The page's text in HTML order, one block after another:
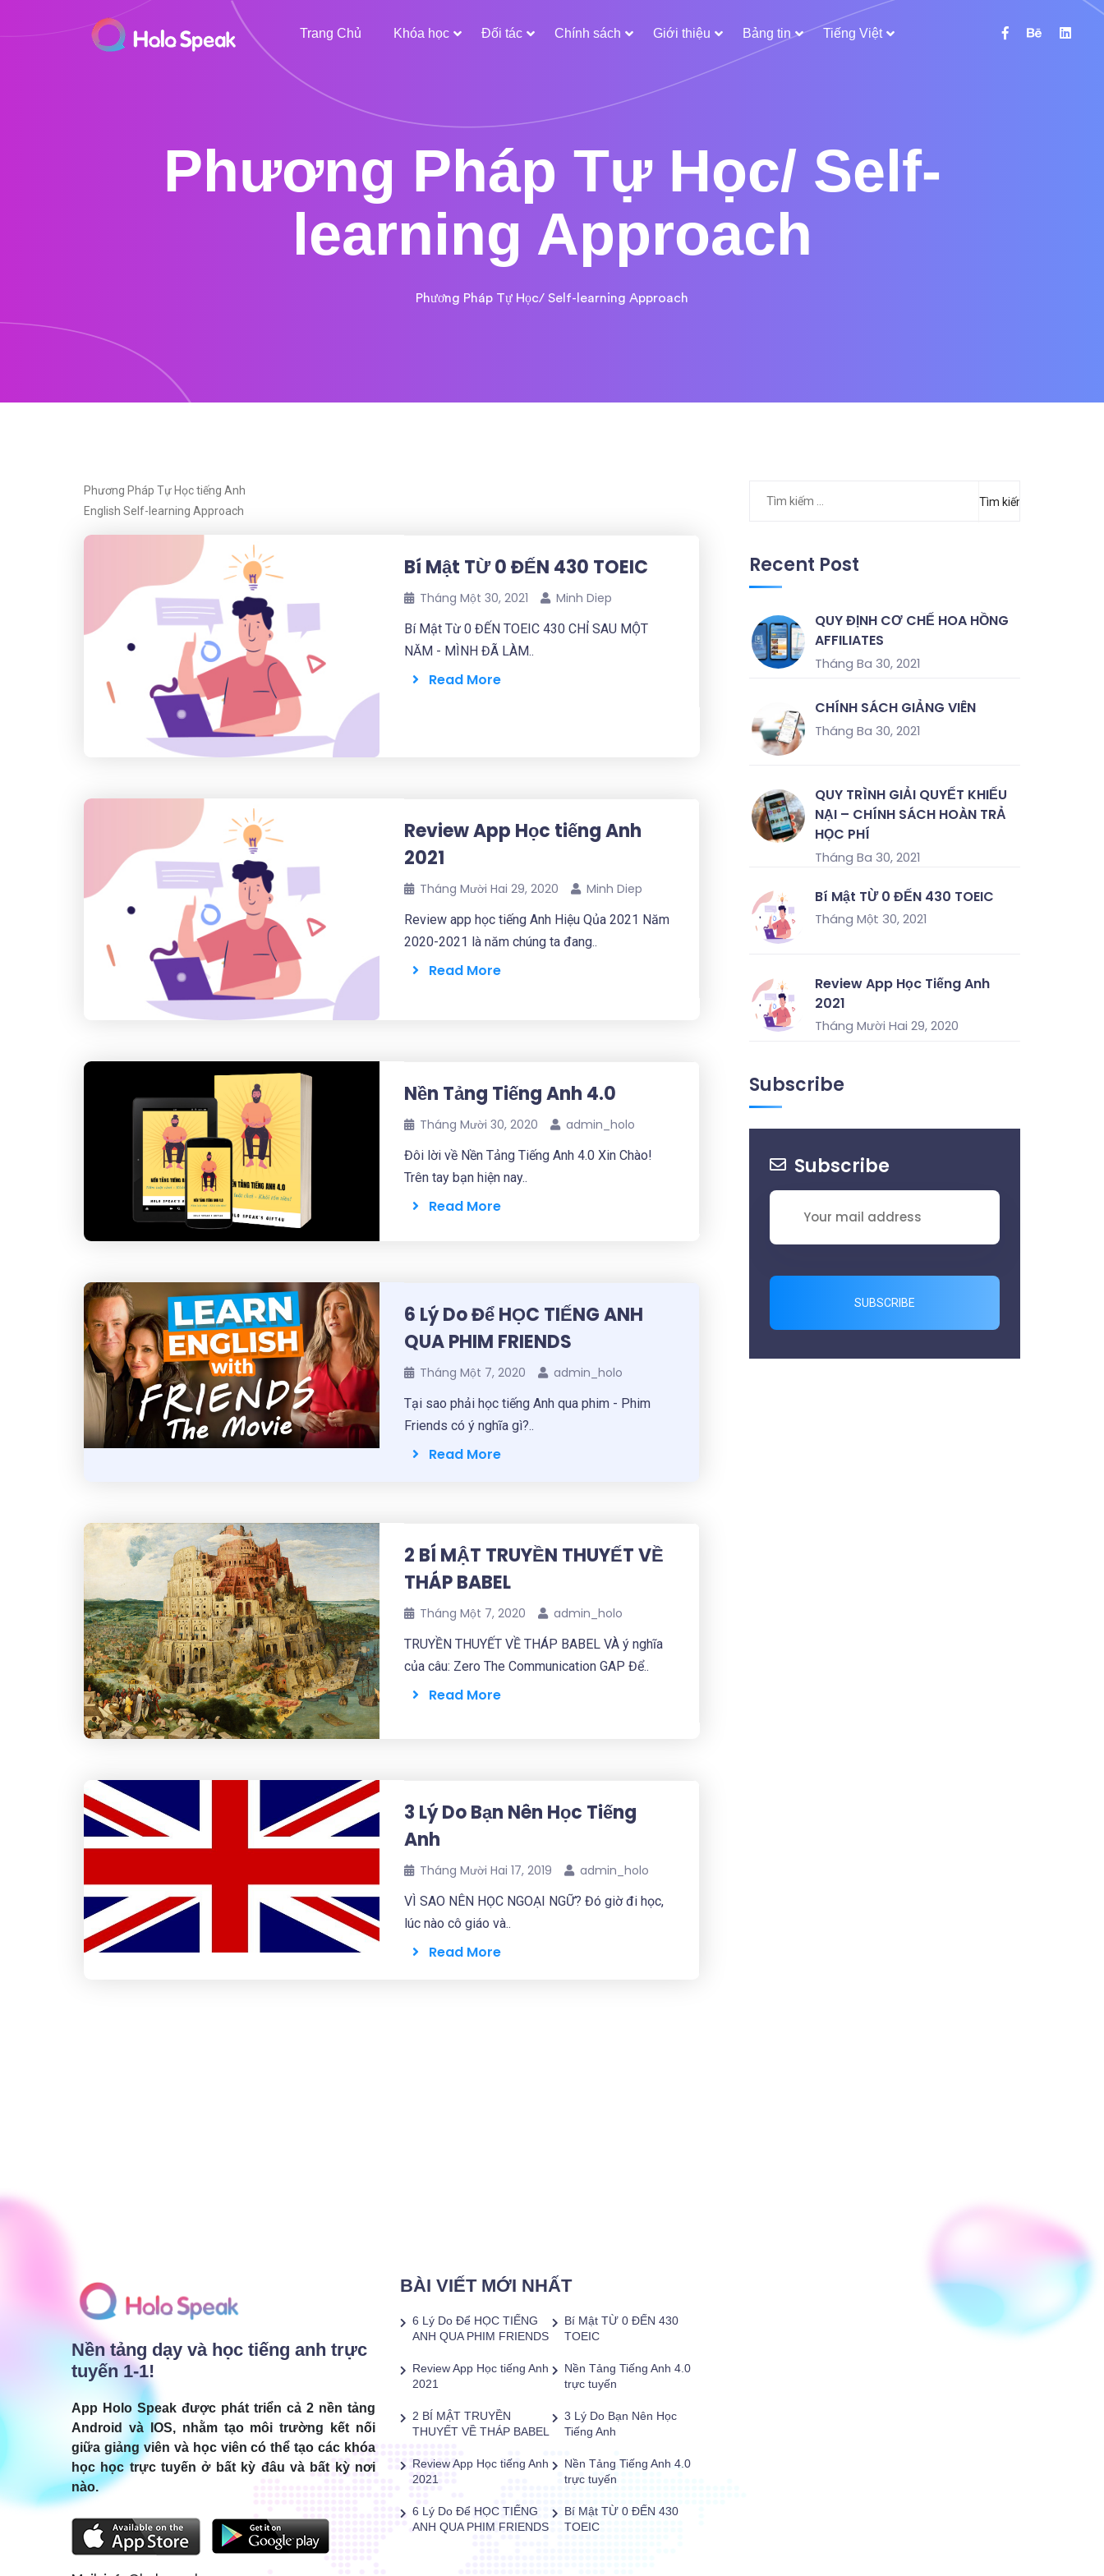
Trang Chủ Khóa học Đối tác Chính sách Giới thiệu Bảng tin Tiếng Việt
Phương Pháp Tự Học/ Self-
learning Approach
Phương Pháp Tự Học/ Self-learning Approach
Phương Pháp Tự Học tiếng Anh
English Self-learning Approach
Bí Mật TỪ 0 ĐẾN 430 TOEIC
Tháng Một 30, 2021 Minh Diep
Bí Mật Từ 0 ĐẾN TOEIC 430 CHỈ SAU MỘT
NĂM - MÌNH ĐÃ LÀM..
Read More
Review App Học tiếng Anh
2021
Tháng Mười Hai 29, 2020 Minh Diep
Review app học tiếng Anh Hiệu Qủa 2021 Năm
2020-2021 là năm chúng ta đang..
Read More
Nền Tảng Tiếng Anh 4.0
Tháng Mười 30, 2020 admin_holo
Đôi lời về Nền Tảng Tiếng Anh 4.0 Xin Chào!
Trên tay bạn hiện nay..
Read More
6 Lý Do Để HỌC TIẾNG ANH
QUA PHIM FRIENDS
Tháng Một 7, 2020 admin_holo
Tại sao phải học tiếng Anh qua phim - Phim
Friends có ý nghĩa gì?..
Read More
2 BÍ MẬT TRUYỀN THUYẾT VỀ
THÁP BABEL
Tháng Một 7, 2020 admin_holo
TRUYỀN THUYẾT VỀ THÁP BABEL VÀ ý nghĩa
của câu: Zero The Communication GAP Để..
Read More
3 Lý Do Bạn Nên Học Tiếng
Anh
Tháng Mười Hai 17, 2019 admin_holo
VÌ SAO NÊN HỌC NGOẠI NGỮ? Đó giờ đi học,
lúc nào cô giáo và..
Read More
Tìm
Recent Post
QUY ĐỊNH CƠ CHẾ HOA HỒNG
AFFILIATES
Tháng Ba 30, 2021
CHÍNH SÁCH GIẢNG VIÊN
Tháng Ba 30, 2021
QUY TRÌNH GIẢI QUYẾT KHIẾU
NẠI – CHÍNH SÁCH HOÀN TRẢ
HỌC PHÍ
Tháng Ba 30, 2021
Bí Mật TỪ 0 ĐẾN 430 TOEIC
Tháng Một 30, 2021
Review App Học Tiếng Anh
2021
Tháng Mười Hai 29, 2020
Subscribe
Subscribe
SUBSCRIBE
Nền tảng dạy và học tiếng anh trực
tuyến 1-1!
App Holo Speak được phát triển cả 2 nền tảng
Android và IOS, nhằm tạo môi trường kết nối
giữa giảng viên và học viên có thể tạo các khóa
học học trực tuyến ở bất kỳ đâu và bất kỳ nơi
nào.
BÀI VIẾT MỚI NHẤT
6 Lý Do Để HỌC TIẾNG
ANH QUA PHIM FRIENDS
Bí Mật TỪ 0 ĐẾN 430
TOEIC
Review App Học tiếng Anh
2021
Nền Tảng Tiếng Anh 4.0
trực tuyến
2 BÍ MẬT TRUYỀN
THUYẾT VỀ THÁP BABEL
3 Lý Do Bạn Nên Học
Tiếng Anh
Review App Học tiếng Anh
2021
Nền Tảng Tiếng Anh 4.0
trực tuyến
6 Lý Do Để HỌC TIẾNG
ANH QUA PHIM FRIENDS
Bí Mật TỪ 0 ĐẾN 430
TOEIC